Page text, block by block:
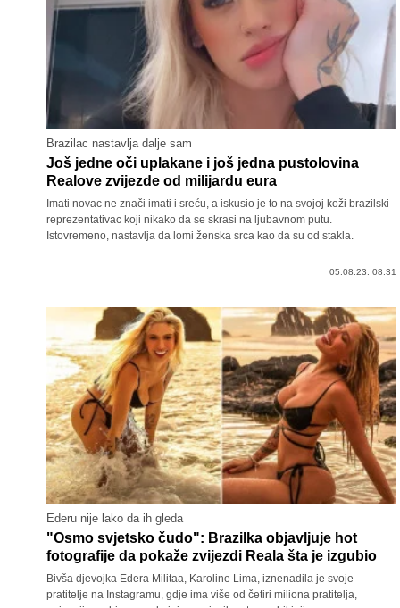
Brazilac nastavlja dalje sam
Još jedne oči uplakane i još jedna pustolovina
Realove zvijezde od milijardu eura
Imati novac ne znači imati i sreću, a iskusio je to na svojoj koži brazilski
reprezentativac koji nikako da se skrasi na ljubavnom putu.
Istovremeno, nastavlja da lomi ženska srca kao da su od stakla.
05.08.23. 08:31
Ederu nije lako da ih gleda
"Osmo svjetsko čudo": Brazilka objavljuje hot
fotografije da pokaže zvijezdi Reala šta je izgubio
Bivša djevojka Edera Militaa, Karoline Lima, iznenadila je svoje
pratitelje na Instagramu, gdje ima više od četiri miliona pratitelja,